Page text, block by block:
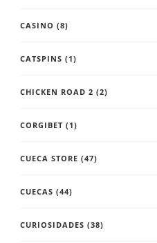
CASINO (8)
CATSPINS (1)
CHICKEN ROAD 2 (2)
CORGIBET (1)
CUECA STORE (47)
CUECAS (44)
CURIOSIDADES (38)